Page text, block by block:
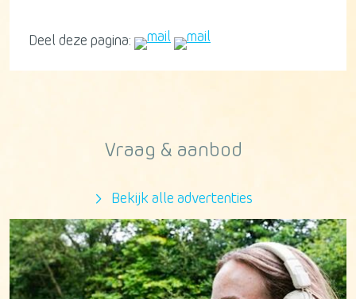
Deel deze pagina:
Vraag & aanbod
Bekijk alle advertenties